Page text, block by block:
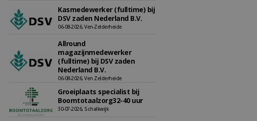
Kasmedewerker (fulltime) bij
DSV zaden Nederland B.V.
06-08-2026, Ven-Zelderheide
Allround
magazijnmedewerker
(fulltime) bij DSV zaden
Nederland B.V.
06-08-2026, Ven Zelderheide
Groeiplaats specialist bij
Boomtotaalzorg32-40 uur
30-07-2026, Schalkwijk